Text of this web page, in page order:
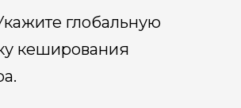
глобальную
кеширования